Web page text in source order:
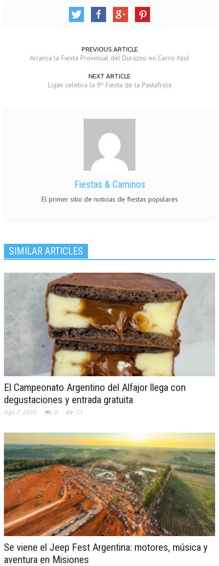
PREVIOUS ARTICLE
Arranca la Fiesta Provincial del Durazno en Cerro Azul
NEXT ARTICLE
Luján celebra la 9º Fiesta de la Pastafrola
Fiestas & Caminos
El primer sitio de noticias de fiestas populares
SIMILAR ARTICLES
El Campeonato Argentino del Alfajor llega con
degustaciones y entrada gratuita
Ago 7, 2026 0 51
Se viene el Jeep Fest Argentina: motores, música y
aventura en Misiones